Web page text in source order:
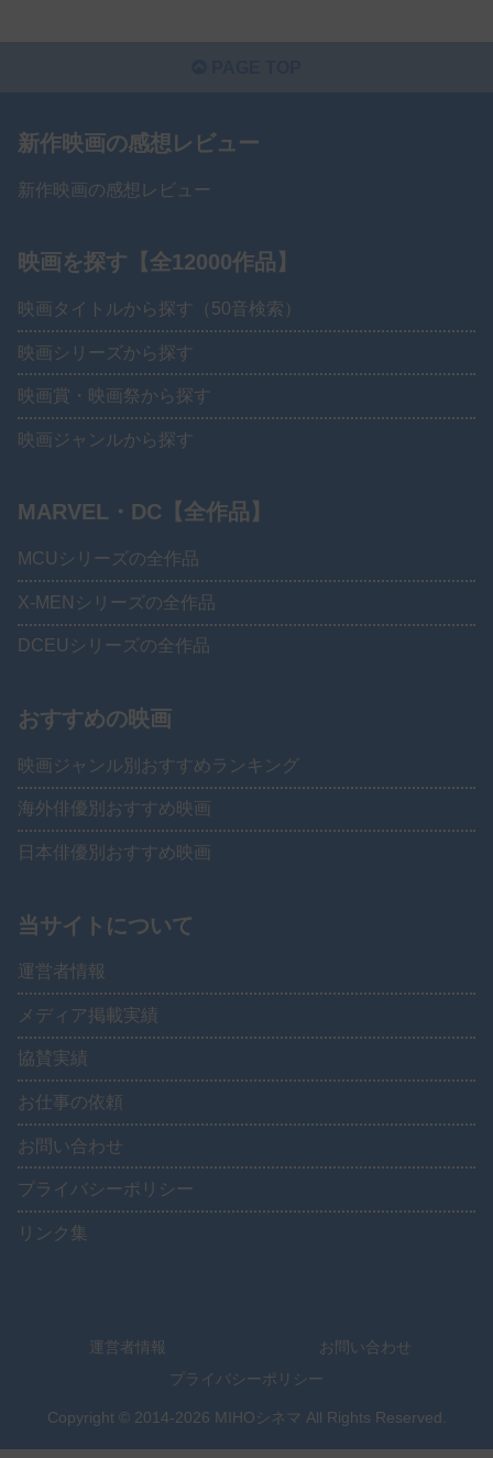
新作映画の感想レビュー
新作映画の感想レビュー
映画を探す【全12000作品】
映画タイトルから探す（50音検索）
映画シリーズから探す
映画賞・映画祭から探す
映画ジャンルから探す
MARVEL・DC【全作品】
MCUシリーズの全作品
X-MENシリーズの全作品
DCEUシリーズの全作品
おすすめの映画
映画ジャンル別おすすめランキング
海外俳優別おすすめ映画
日本俳優別おすすめ映画
当サイトについて
運営者情報
メディア掲載実績
協賛実績
お仕事の依頼
お問い合わせ
プライバシーポリシー
リンク集
運営者情報
お問い合わせ
プライバシーポリシー
Copyright © 2014-2026 MIHOシネマ All Rights Reserved.